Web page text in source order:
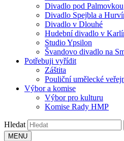
Divadlo pod Palmovkou
Divadlo Spejbla a
Divadlo v Dlouhé
Hudební divadlo v
Studio Ypsilon
Švandovo divadlo na
Potřebuji vyřídit
Záštita
Pouliční umělecké
Výbor a komise
Výbor pro kulturu
Komise Rady HMP
Hledat
MENU